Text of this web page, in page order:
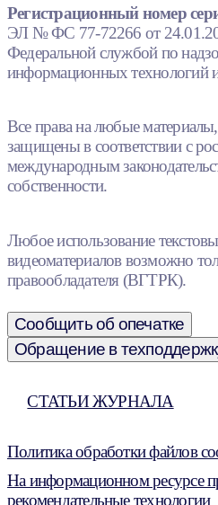
Регистрационный номер
ЭЛ № ФС 77-72266 от
Федеральной службой по
информационных технологий
Все права на любые
защищены в соответствии с
международным
собственности.
Любое использование
видеоматериалов возможно
правообладателя (ВГТРК).
Сообщить об опечатке
Обращение в
СТАТЬИ ЖУРНАЛА
Политика обработки файлов
На информационном ресурсе
рекомендательные технологии